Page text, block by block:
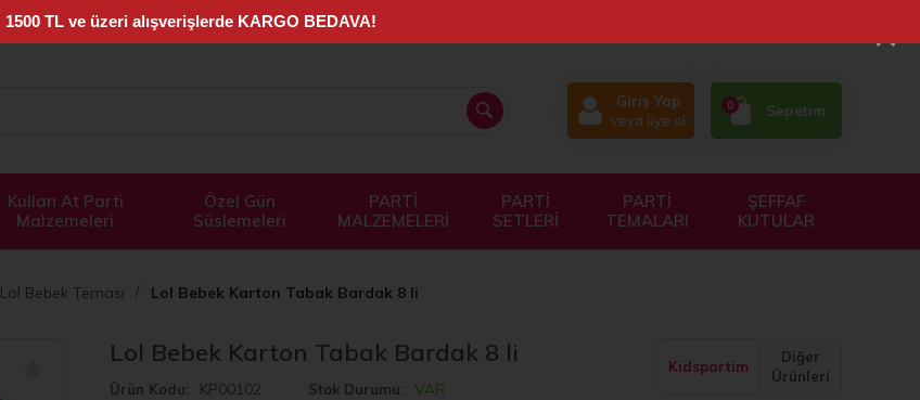
Giriş Yap
veya üye ol
0 Sepetim
Kullan At Parti
Malzemeleri
Özel Gün
Süslemeleri
PARTİ
MALZEMELERİ
PARTİ
SETLERİ
PARTİ
TEMALARI
ŞEFFAF
KUTULAR
Lol Bebek Teması Lol Bebek Karton Tabak Bardak 8 li
Lol Bebek Karton Tabak Bardak 8 li Kidspartim
Diğer
Ürünleri
Ürün Kodu KP00102 Stok Durumu VAR
×